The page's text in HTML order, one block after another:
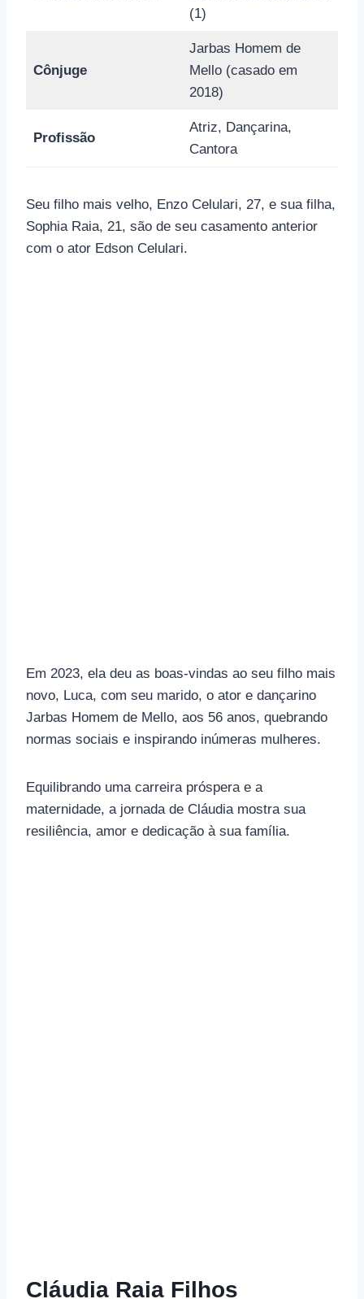
(1)
Cônjuge
Jarbas Homem de
Mello (casado em
2018)
Profissão
Atriz, Dançarina,
Cantora
Seu filho mais velho, Enzo Celulari, 27, e sua filha,
Sophia Raia, 21, são de seu casamento anterior
com o ator Edson Celulari.
Em 2023, ela deu as boas-vindas ao seu filho mais
novo, Luca, com seu marido, o ator e dançarino
Jarbas Homem de Mello, aos 56 anos, quebrando
normas sociais e inspirando inúmeras mulheres.
Equilibrando uma carreira próspera e a
maternidade, a jornada de Cláudia mostra sua
resiliência, amor e dedicação à sua família.
Cláudia Raia Filhos